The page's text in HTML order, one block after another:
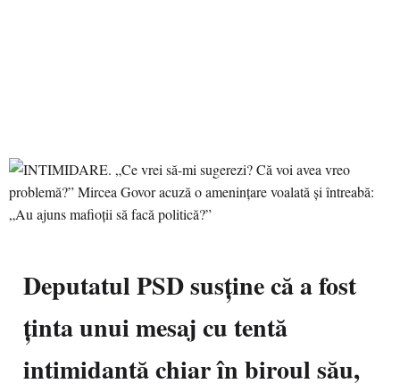
Deputatul PSD susține că a fost
ținta unui mesaj cu tentă
intimidantă chiar în biroul său,